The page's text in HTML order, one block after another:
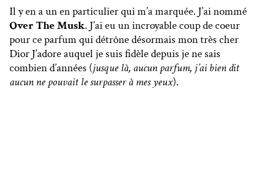
Il y en a un en particulier qui m’a marquée. J’ai nommé
Over The Musk. J’ai eu un incroyable coup de coeur
pour ce parfum qui détrône désormais mon très cher
Dior J’adore auquel je suis fidèle depuis je ne sais
combien d’années (jusque là, aucun parfum, j’ai bien dit
aucun ne pouvait le surpasser à mes yeux).